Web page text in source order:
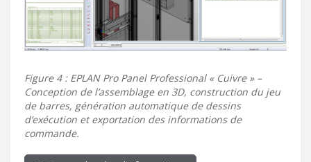
Figure 4 : EPLAN Pro Panel Professional « Cuivre » –
Conception de l’assemblage en 3D, construction du jeu
de barres, génération automatique de dessins
d’exécution et exportation des informations de
commande.